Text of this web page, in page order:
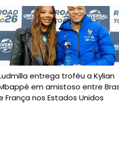
entrega troféu a Kylian
em amistoso entre
França nos Estados Unidos